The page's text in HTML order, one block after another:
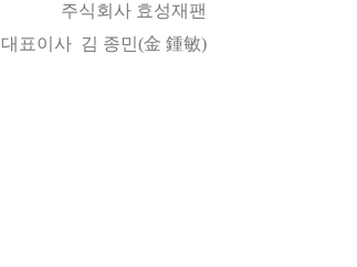
주식회사 효성재팬
대표이사 김 종민(金 鍾敏)